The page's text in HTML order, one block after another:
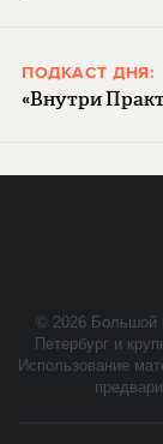
ПОДКАСТ ДНЯ:
«Внутри
© 2026 Большой
Петербург и
Использование